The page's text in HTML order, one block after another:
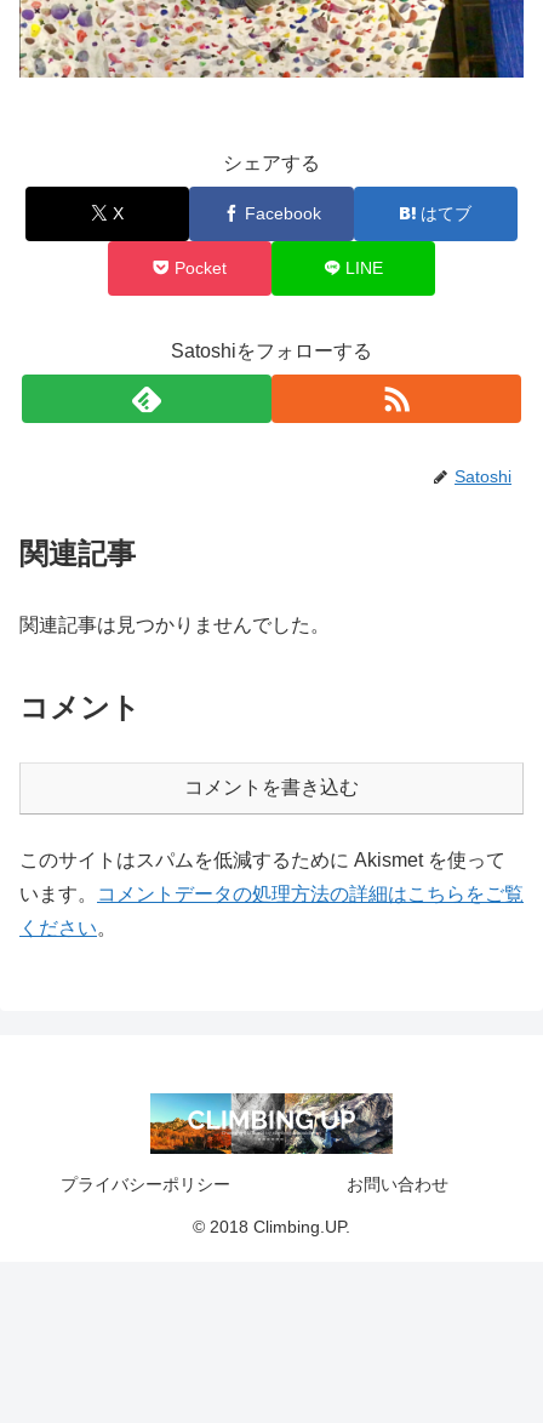
シェアする
X Facebook はてブ
Pocket LINE
Satoshiをフォローする
Satoshi
関連記事
関連記事は見つかりませんでした。
コメント
コメントを書き込む
このサイトはスパムを低減するために Akismet を使って
います。
コメントデータの処理方法の詳細はこちらをご覧
ください。
プライバシーポリシー お問い合わせ
© 2018 Climbing.UP.